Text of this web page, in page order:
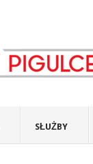
SŁUŻBY